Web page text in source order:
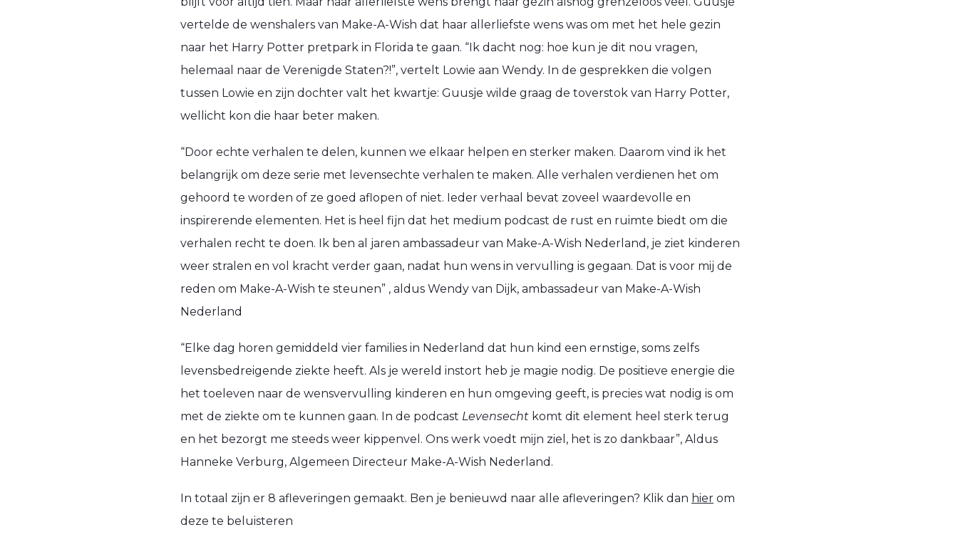
vertelde de wenshalers van Make-A-Wish dat haar allerliefste wens was om met het hele gezin
naar het Harry Potter pretpark in Florida te gaan. “Ik dacht nog: hoe kun je dit nou vragen,
helemaal naar de Verenigde Staten?!”, vertelt Lowie aan Wendy. In de gesprekken die volgen
tussen Lowie en zijn dochter valt het kwartje: Guusje wilde graag de toverstok van Harry Potter,
wellicht kon die haar beter maken.
“Door echte verhalen te delen, kunnen we elkaar helpen en sterker maken. Daarom vind ik het
belangrijk om deze serie met levensechte verhalen te maken. Alle verhalen verdienen het om
gehoord te worden of ze goed aflopen of niet. Ieder verhaal bevat zoveel waardevolle en
inspirerende elementen. Het is heel fijn dat het medium podcast de rust en ruimte biedt om die
verhalen recht te doen. Ik ben a l jaren ambassadeur van Make-A-Wish Nederland, je ziet kinderen
weer stralen en vol kracht verder gaan, nadat hun wens in vervulling is gegaan. Dat is voor mij de
reden om Make-A-Wish te steunen” , a ldus Wendy van Dijk, ambassadeur van Make-A-Wish
Nederland
“Elke dag horen gemiddeld vier families in Nederland dat hun kind een ernstige, soms zelfs
levensbedreigende ziekte heeft. Als je wereld instort heb je magie nodig. De positieve energie die
het toeleven naar de wensvervulling kinderen en hun omgeving geeft, is precies wat nodig is om
met de ziekte om te kunnen gaan. In de podcast Levensecht komt dit element heel sterk terug
en het bezorgt me steeds weer kippenvel. Ons werk voedt mijn ziel, het is zo dankbaar”, Aldus
Hanneke Verburg, Algemeen Directeur Make-A-Wish Nederland.
In totaal zijn er 8 afleveringen gemaakt. Ben je benieuwd naar alle afleveringen? Klik dan hier om
deze te beluisteren